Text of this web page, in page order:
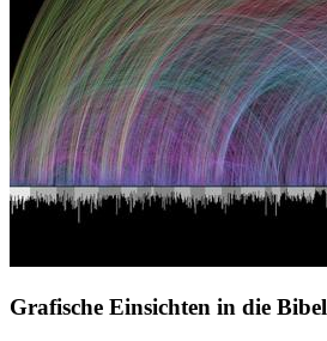
Grafische Einsichten in die Bibel